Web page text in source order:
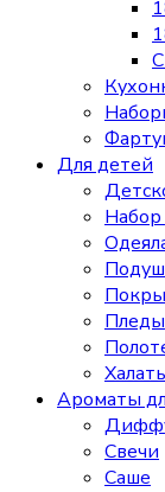
Для детей
Набор
Пледы
Ароматы
Свечи
Cаше